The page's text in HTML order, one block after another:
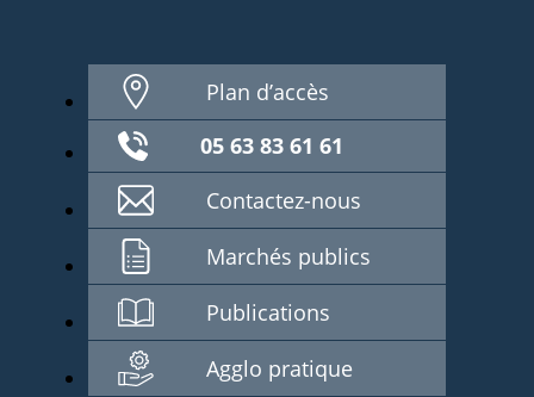
Plan d’accès
05 63 83 61 61
Contactez-nous
Marchés publics
Publications
Agglo pratique